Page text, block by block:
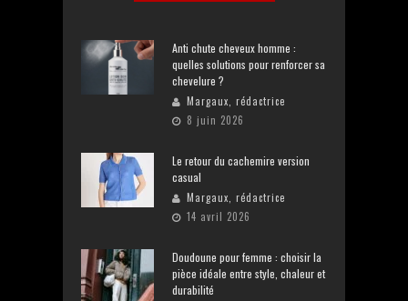
Anti chute cheveux homme :
quelles solutions pour renforcer sa
chevelure ?
Margaux, rédactrice
8 juin 2026
Le retour du cachemire version
casual
Margaux, rédactrice
14 avril 2026
Doudoune pour femme : choisir la
pièce idéale entre style, chaleur et
durabilité